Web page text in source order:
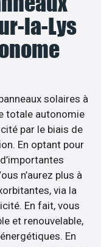
la-Lys
solaires à
totale autonomie
par le biais de
En optant pour
n’aurez plus à
via la
En fait, vous
et renouvelable,
En